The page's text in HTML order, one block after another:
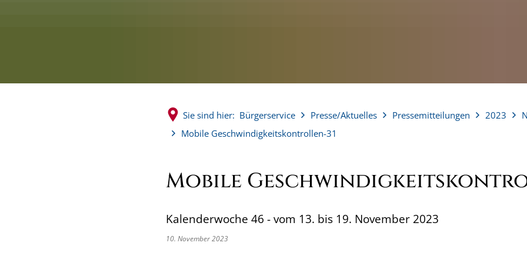
Sie sind hier: Bürgerservice Presse/Aktuelles Pressemitteilungen 2023
Mobile Geschwindigkeitskontrollen-31
Mobile
Kalenderwoche 46 - vom 13. bis 19. November 2023
10. November 2023